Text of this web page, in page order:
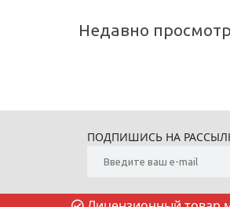
Недавно
ПОДПИШИСЬ НА